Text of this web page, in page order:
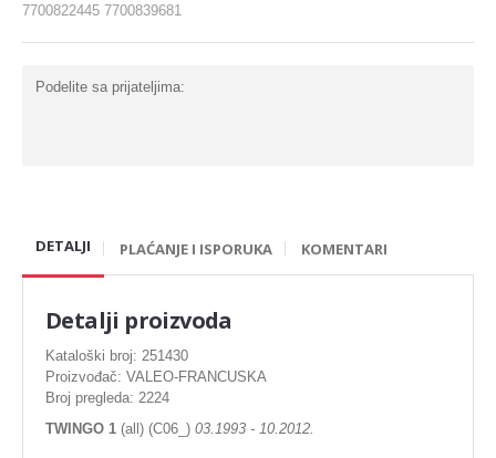
DIHTUNG
Dihtung glave
7700822445 7700839681
Podelite sa prijateljima:
DETALJI PLAĆANJE I ISPORUKA KOMENTARI
Detalji proizvoda
Kataloški broj: 251430
Proizvođač: VALEO-FRANCUSKA
Broj pregleda: 2224
TWINGO 1 (all) (C06_) 03.1993 - 10.2012.